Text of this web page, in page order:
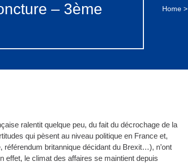
– 3ème
Home>
ralentit quelque peu, du fait du décrochage de la
qui pèsent au niveau politique en France et,
britannique décidant du Brexit…), n’ont
effet, le climat des affaires se maintient depuis